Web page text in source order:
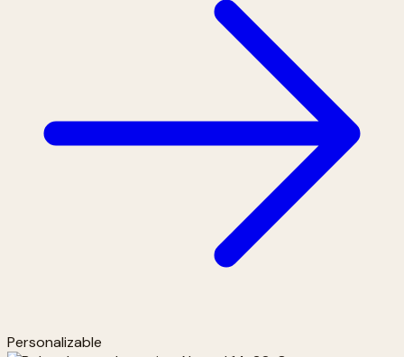
Personalizable